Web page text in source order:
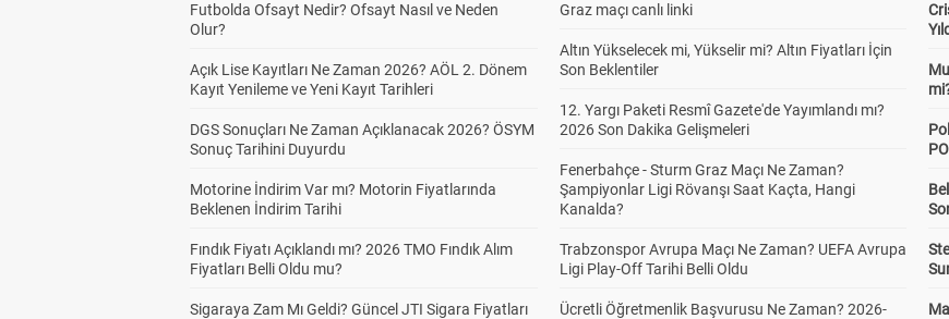
Futbolda Ofsayt Nedir? Ofsayt Nasıl ve Neden
Olur?
Açık Lise Kayıtları Ne Zaman 2026? AÖL 2. Dönem
Kayıt Yenileme ve Yeni Kayıt Tarihleri
DGS Sonuçları Ne Zaman Açıklanacak 2026? ÖSYM
Sonuç Tarihini Duyurdu
Motorine İndirim Var mı? Motorin Fiyatlarında
Beklenen İndirim Tarihi
Fındık Fiyatı Açıklandı mı? 2026 TMO Fındık Alım
Fiyatları Belli Oldu mu?
Sigaraya Zam Mı Geldi? Güncel JTI Sigara Fiyatları
Graz maçı canlı linki
Altın Yükselecek mi, Yükselir mi? Altın Fiyatları İçin
Son Beklentiler
12. Yargı Paketi Resmî Gazete'de Yayımlandı mı?
2026 Son Dakika Gelişmeleri
Fenerbahçe - Sturm Graz Maçı Ne Zaman?
Şampiyonlar Ligi Rövanşı Saat Kaçta, Hangi
Kanalda?
Trabzonspor Avrupa Maçı Ne Zaman? UEFA Avrupa
Ligi Play-Off Tarihi Belli Oldu
Ücretli Öğretmenlik Başvurusu Ne Zaman? 2026-